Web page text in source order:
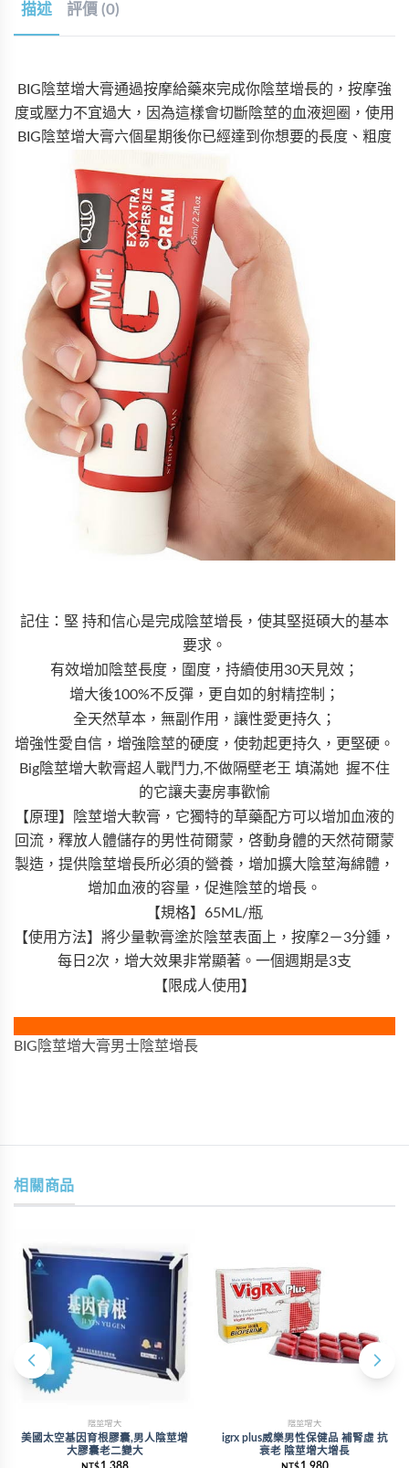
描述 評價 (0)
BIG陰莖增大膏通過按摩給藥來完成你陰莖增長的，按摩強
度或壓力不宜過大，因為這樣會切斷陰莖的血液迴圈，使用
BIG陰莖增大膏六個星期後你已經達到你想要的長度、粗度
記住：堅 持和信心是完成陰莖增長，使其堅挺碩大的基本
要求。
有效增加陰莖長度，圍度，持續使用30天見效；
增大後100%不反彈，更自如的射精控制；
全天然草本，無副作用，讓性愛更持久；
增強性愛自信，增強陰莖的硬度，使勃起更持久，更堅硬。
Big陰莖增大軟膏超人戰鬥力,不做隔壁老王 填滿她 握不住
的它讓夫妻房事歡愉
【原理】陰莖增大軟膏，它獨特的草藥配方可以增加血液的
回流，釋放人體儲存的男性荷爾蒙，啓動身體的天然荷爾蒙
製造，提供陰莖增長所必須的營養，增加擴大陰莖海綿體，
增加血液的容量，促進陰莖的增長。
【規格】65ML/瓶
【使用方法】將少量軟膏塗於陰莖表面上，按摩2－3分鍾，
每日2次，增大效果非常顯著。一個週期是3支
【限成人使用】
BIG陰莖增大膏男士陰莖增長
相關商品
陰莖增大
美國太空基因育根膠囊,男人陰莖增
大膠囊老二變大
陰莖增大
igrx plus威樂男性保健品 補腎虛 抗
衰老 陰莖增大增長